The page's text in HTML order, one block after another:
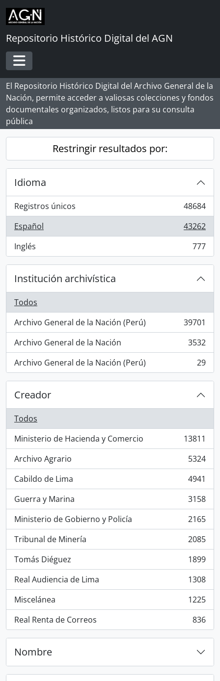
Skip to main content
Repositorio Histórico Digital del AGN
Toggle navigation
El Repositorio Histórico Digital del Archivo General de la
Nación, permite acceder a valiosas colecciones y fondos
documentales organizados, listos para su consulta
pública
Restringir resultados por:
Idioma
Registros únicos
, 48684 resultados
48684
Español
, 43262 resultados
43262
Inglés
, 777 resultados 777
Institución archivística
Todos
Archivo General de la Nación (Perú)
, 39701 resultados
39701
Archivo General de la Nación
, 3532 resultados
3532
Archivo General de la Nación (Perú)
, 29 resultados 29
Creador
Todos
Ministerio de Hacienda y Comercio
, 13811 resultados
13811
Archivo Agrario
, 5324 resultados
5324
Cabildo de Lima
, 4941 resultados
4941
Guerra y Marina
, 3158 resultados
3158
Ministerio de Gobierno y Policía
, 2165 resultados
2165
Tribunal de Minería
, 2085 resultados
2085
Tomás Diéguez
, 1899 resultados
1899
Real Audiencia de Lima
, 1308 resultados
1308
Miscelánea
, 1225 resultados
1225
Real Renta de Correos
, 836 resultados 836
Nombre